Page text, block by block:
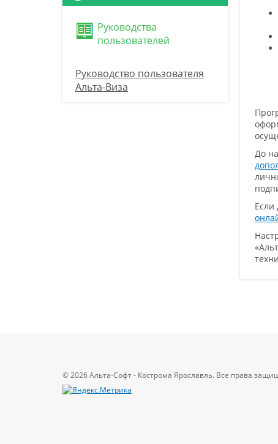
До
Руководства
пользователей
Руководство пользователя
Альта-Виза
© 2026 Альта-Софт - Кострома Ярославль. Все права